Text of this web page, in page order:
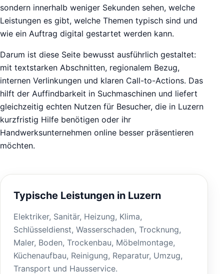
sondern innerhalb weniger Sekunden sehen, welche
Leistungen es gibt, welche Themen typisch sind und
wie ein Auftrag digital gestartet werden kann.
Darum ist diese Seite bewusst ausführlich gestaltet:
mit textstarken Abschnitten, regionalem Bezug,
internen Verlinkungen und klaren Call-to-Actions. Das
hilft der Auffindbarkeit in Suchmaschinen und liefert
gleichzeitig echten Nutzen für Besucher, die in Luzern
kurzfristig Hilfe benötigen oder ihr
Handwerksunternehmen online besser präsentieren
möchten.
Typische Leistungen in Luzern
Elektriker, Sanitär, Heizung, Klima,
Schlüsseldienst, Wasserschaden, Trocknung,
Maler, Boden, Trockenbau, Möbelmontage,
Küchenaufbau, Reinigung, Reparatur, Umzug,
Transport und Hausservice.